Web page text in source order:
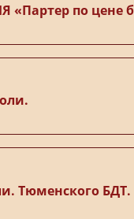
по цене
Тюменского БДТ.